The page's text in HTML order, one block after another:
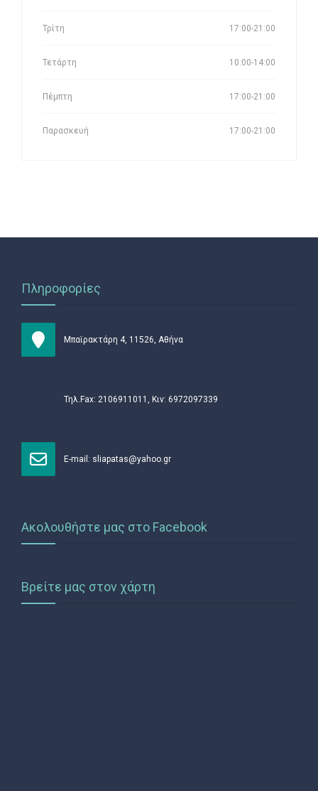
Τρίτη 17:00-21:00
Τετάρτη 10:00-14:00
Πέμπτη 17:00-21:00
Παρασκευή 17:00-21:00
Πληροφορίες
Μπαϊρακτάρη 4, 11526, Αθήνα
Τηλ.Fax: 2106911011, Κιν: 6972097339
Ε-mail: sliapatas@yahoo.gr
Ακολουθήστε μας στο Facebook
Βρείτε μας στον χάρτη